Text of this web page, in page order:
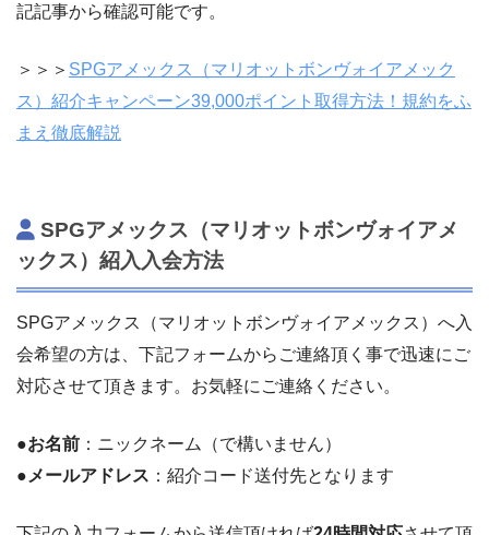
記記事から確認可能です。
＞＞＞ SPGアメックス（マリオットボンヴォイアメック
ス）紹介キャンペーン39,000ポイント取得方法！規約をふ
まえ徹底解説
SPGアメックス（マリオットボンヴォイアメ
ックス）紹入入会方法
SPGアメックス（マリオットボンヴォイアメックス）へ入
会希望の方は、下記フォームからご連絡頂く事で迅速にご
対応させて頂きます。お気軽にご連絡ください。
●お名前 ：ニックネーム（で構いません）
●メールアドレス ：紹介コード送付先となります